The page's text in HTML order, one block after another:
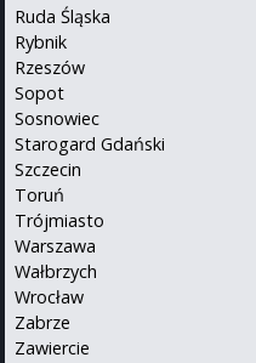
Ruda Śląska
Rybnik
Rzeszów
Sopot
Sosnowiec
Starogard Gdański
Szczecin
Toruń
Trójmiasto
Warszawa
Wałbrzych
Wrocław
Zabrze
Zawiercie